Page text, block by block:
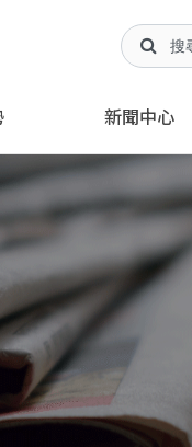
新聞中心